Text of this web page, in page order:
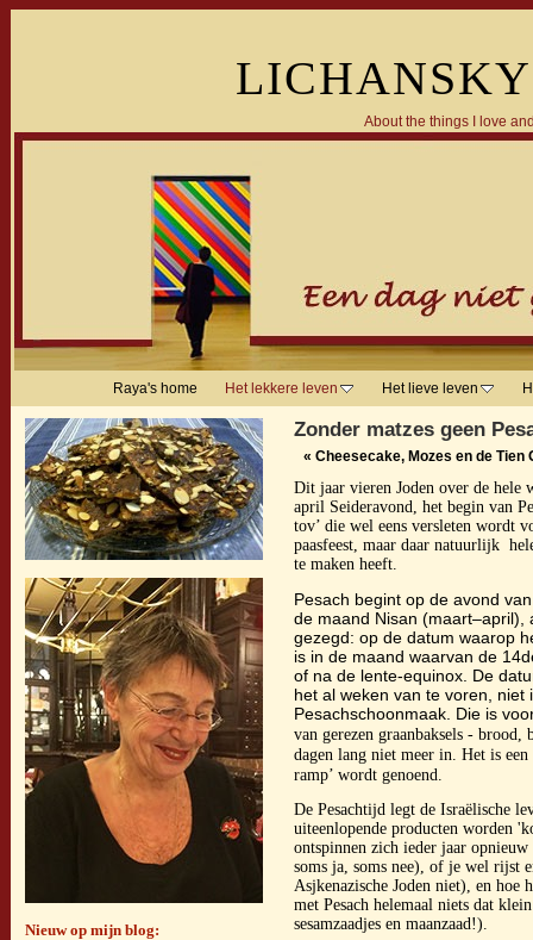
About the things I love
Raya's home Het lekkere leven Het lieve leven
Nieuw op mijn blog:
Zonder matzes geen
« Cheesecake, Mozes en de Tien
Dit jaar vieren Joden over de hele
april Seideravond, het begin van
tov’ die wel eens versleten wordt
paasfeest, maar daar natuurlijk
te maken heeft.
Pesach begint op de avond
de maand Nisan (maart–april),
gezegd: op de datum waarop
is in de maand waarvan de
of na de lente-equinox. De
het al weken van te voren,
Pesachschoonmaak. Die is
van gerezen graanbaksels - brood,
dagen lang niet meer in. Het is
ramp’ wordt genoend.
De Pesachtijd legt de Israëlische
uiteenlopende producten worden
ontspinnen zich ieder jaar
soms ja, soms nee), of je wel rijst
Asjkenazische Joden niet), en hoe
met Pesach helemaal niets dat
sesamzaadjes en maanzaad!).